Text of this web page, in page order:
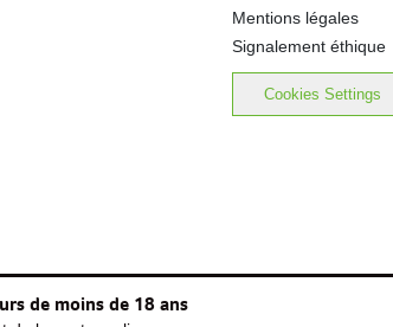
Mentions légales
Signalement éthique
Cookies Settings
de moins de 18 ans